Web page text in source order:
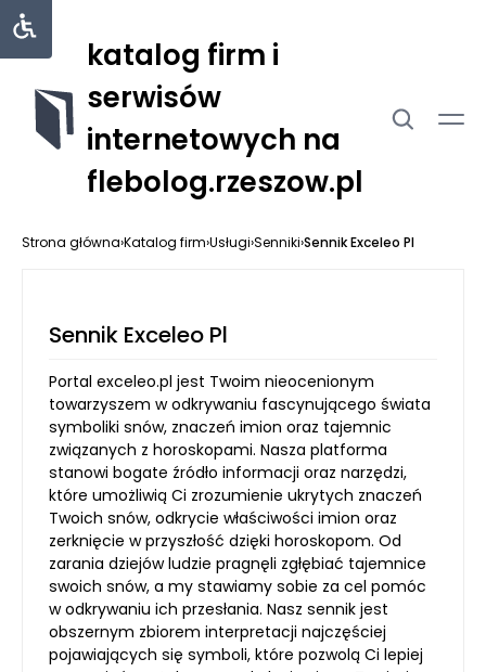
katalog firm i
serwisów
internetowych na
flebolog.rzeszow.pl
Strona główna›Katalog firm›Usługi›Senniki›Sennik Exceleo Pl
Sennik Exceleo Pl
Portal exceleo.pl jest Twoim nieocenionym
towarzyszem w odkrywaniu fascynującego świata
symboliki snów, znaczeń imion oraz tajemnic
związanych z horoskopami. Nasza platforma
stanowi bogate źródło informacji oraz narzędzi,
które umożliwią Ci zrozumienie ukrytych znaczeń
Twoich snów, odkrycie właściwości imion oraz
zerknięcie w przyszłość dzięki horoskopom. Od
zarania dziejów ludzie pragnęli zgłębiać tajemnice
swoich snów, a my stawiamy sobie za cel pomóc
w odkrywaniu ich przesłania. Nasz sennik jest
obszernym zbiorem interpretacji najczęściej
pojawiających się symboli, które pozwolą Ci lepiej